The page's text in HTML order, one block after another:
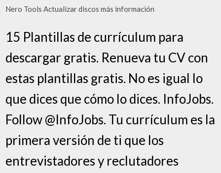
Nero Tools Actualizar discos más información
15 Plantillas de currículum para
descargar gratis. Renueva tu CV con
estas plantillas gratis. No es igual lo
que dices que cómo lo dices. InfoJobs.
Follow @InfoJobs. Tu currículum es la
primera versión de ti que los
entrevistadores y reclutadores